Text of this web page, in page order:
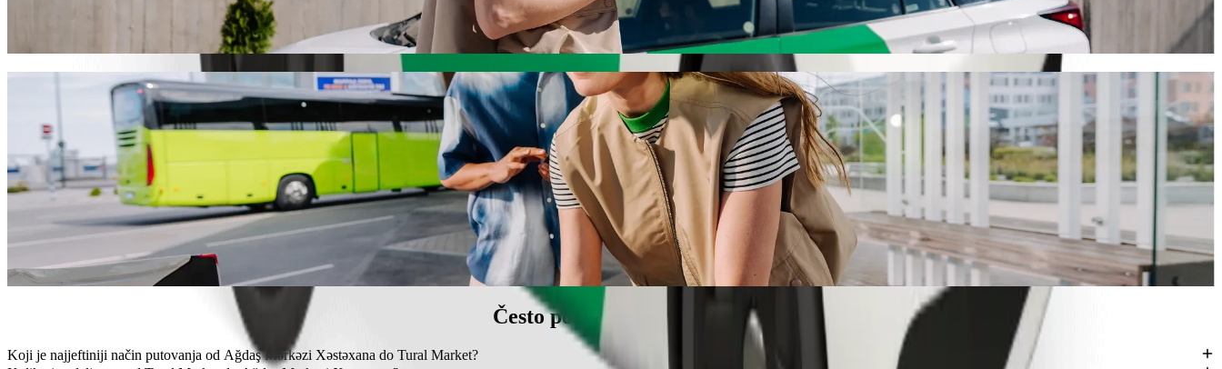
Preporučujemo da odabereš Bolt vožnju na zahtjev ako tražiš najbolju cijenu za dolazak do Tural Market. Korištenjem Bolta, ovo putovanje će trajati oko 1 h 10 min i koštati otprilike 23,40 AZN AZN. Bez
obzira na priliku, pronaći ćemo savršeno vozilo za tebe.
Bolt usluge za dolazak od Ağdaş Mərkəzi Xəstəxana do Tural Market
Puno prtljage? Rezerviraj naše XL kombije za do 6 osoba.
Želiš stići u stilu? Isprobaj Boltove premium automobile.
Putuješ s djecom? Naruči vožnju prilagođenu djeci s pomoćnom sjedalicom.
Tvoj ljubimac ide s tobom? Isprobaj naše vožnje prilagođene kućnim ljubimcima.
Trebaš dodatnu pomoć? Naša kategorija pomoći nudi vozila pristupačna osobama u invalidskim kolicima.
Povoljne vožnje? Uživaj u kompaktnim automobilima po nižoj cijeni uz Bolt.
Preuzmi aplikaciju Bolt
Često postavljana pitanja
Koji je najjeftiniji način putovanja od Ağdaş Mərkəzi Xəstəxana do Tural Market?